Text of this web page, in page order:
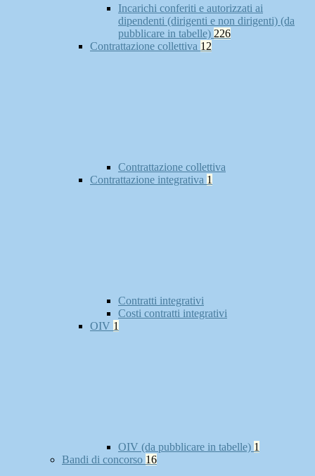
Incarichi conferiti e autorizzati ai
dipendenti (dirigenti e non dirigenti) (da
pubblicare in tabelle) 226
Contrattazione collettiva 12
Contrattazione collettiva
Contrattazione integrativa 1
Contratti integrativi
Costi contratti integrativi
OIV 1
OIV (da pubblicare in tabelle) 1
Bandi di concorso 16